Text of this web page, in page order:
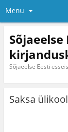
Menu
Sõjaeelse Eesti
Saksa